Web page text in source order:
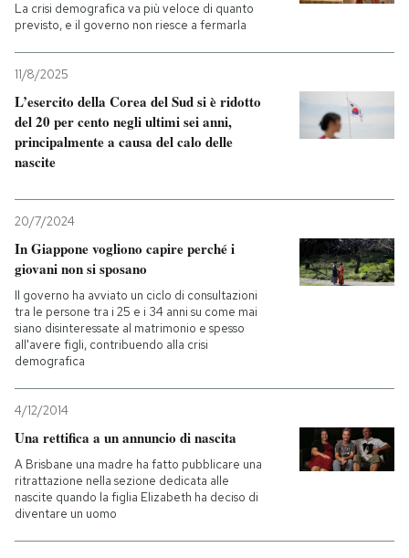
La crisi demografica va più veloce di quanto
previsto, e il governo non riesce a fermarla
11/8/2025
L’esercito della Corea del Sud si è ridotto
del 20 per cento negli ultimi sei anni,
principalmente a causa del calo delle
nascite
20/7/2024
In Giappone vogliono capire perché i
giovani non si sposano
Il governo ha avviato un ciclo di consultazioni
tra le persone tra i 25 e i 34 anni su come mai
siano disinteressate al matrimonio e spesso
all'avere figli, contribuendo alla crisi
demografica
4/12/2014
Una rettifica a un annuncio di nascita
A Brisbane una madre ha fatto pubblicare una
ritrattazione nella sezione dedicata alle
nascite quando la figlia Elizabeth ha deciso di
diventare un uomo